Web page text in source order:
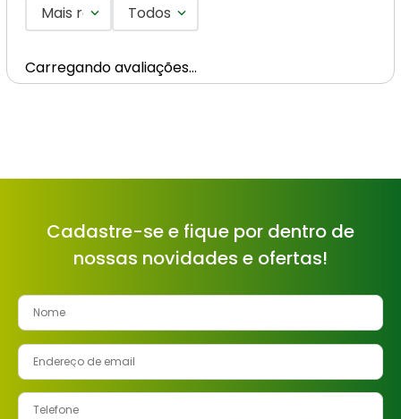
Mais recentesTodos
Carregando avaliações…
Cadastre-se e fique por dentro de
nossas novidades e ofertas!